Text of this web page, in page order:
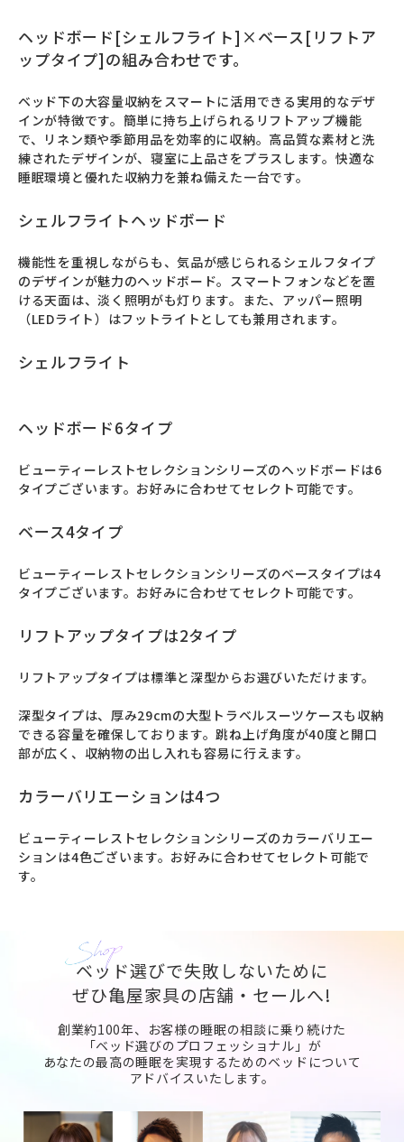
ヘッドボード[シェルフライト]×ベース[リフトア
ップタイプ]の組み合わせです。
ベッド下の大容量収納をスマートに活用できる実用的なデザ
インが特徴です。簡単に持ち上げられるリフトアップ機能
で、リネン類や季節用品を効率的に収納。高品質な素材と洗
練されたデザインが、寝室に上品さをプラスします。快適な
睡眠環境と優れた収納力を兼ね備えた一台です。
シェルフライトヘッドボード
機能性を重視しながらも、気品が感じられるシェルフタイプ
のデザインが魅力のヘッドボード。スマートフォンなどを置
ける天面は、淡く照明がも灯ります。また、アッパー照明
（LEDライト）はフットライトとしても兼用されます。
シェルフライト
ヘッドボード6タイプ
ビューティーレストセレクションシリーズのヘッドボードは6
タイプございます。お好みに合わせてセレクト可能です。
ベース4タイプ
ビューティーレストセレクションシリーズのベースタイプは4
タイプございます。お好みに合わせてセレクト可能です。
リフトアップタイプは2タイプ
リフトアップタイプは標準と深型からお選びいただけます。
深型タイプは、厚み29cmの大型トラベルスーツケースも収納
できる容量を確保しております。跳ね上げ角度が40度と開口
部が広く、収納物の出し入れも容易に行えます。
カラーバリエーションは4つ
ビューティーレストセレクションシリーズのカラーバリエー
ションは4色ございます。お好みに合わせてセレクト可能で
す。
ベッド選びで失敗しないために
ぜひ亀屋家具の店舗・セールへ!
創業約100年、お客様の睡眠の相談に乗り続けた
「ベッド選びのプロフェッショナル」が
あなたの最高の睡眠を実現するためのベッドについて
アドバイスいたします。